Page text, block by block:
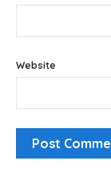
Website